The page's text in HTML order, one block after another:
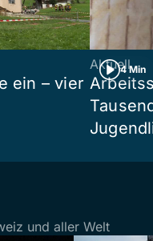
ein – vier
4 Min
Aktuell
und aller Welt